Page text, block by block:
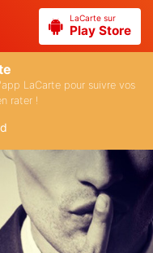
LaCarte sur
Play Store
LaCarte pour suivre vos
rater !